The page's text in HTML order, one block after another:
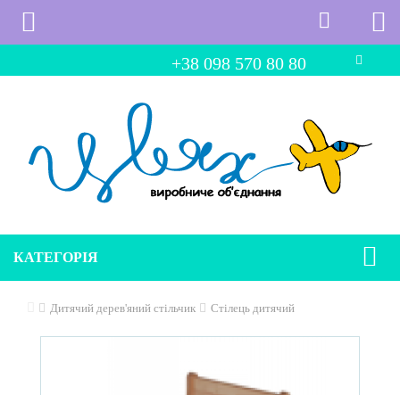
+38 098 570 80 80
КАТЕГОРІЯ
Дитячий дерев'яний стільчик Стілець дитячий